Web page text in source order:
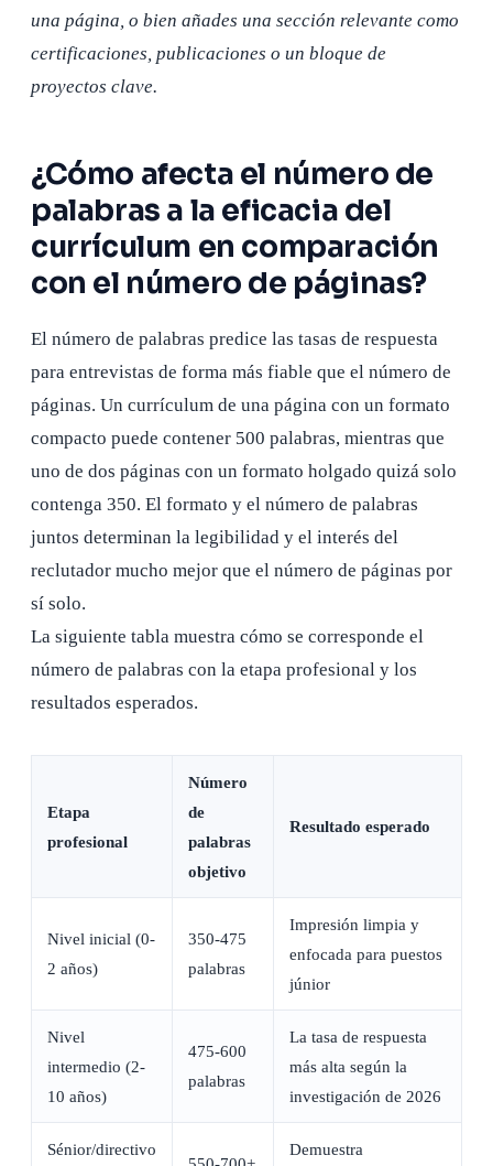
una página, o bien añades una sección relevante como
certificaciones, publicaciones o un bloque de
proyectos clave.
¿Cómo afecta el número de
palabras a la eficacia del
currículum en comparación
con el número de páginas?
El número de palabras predice las tasas de respuesta
para entrevistas de forma más fiable que el número de
páginas. Un currículum de una página con un formato
compacto puede contener 500 palabras, mientras que
uno de dos páginas con un formato holgado quizá solo
contenga 350. El formato y el número de palabras
juntos determinan la legibilidad y el interés del
reclutador mucho mejor que el número de páginas por
sí solo.
La siguiente tabla muestra cómo se corresponde el
número de palabras con la etapa profesional y los
resultados esperados.
Etapa
profesional
Número
de
palabras
objetivo
Resultado esperado
Nivel inicial (0-
2 años)
350-475
palabras
Impresión limpia y
enfocada para puestos
júnior
Nivel
intermedio (2-
10 años)
475-600
palabras
La tasa de respuesta
más alta según la
investigación de 2026
Sénior/directivo
Demuestra